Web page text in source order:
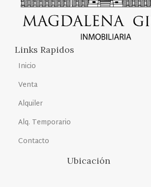
Links Rapidos
Inicio
Venta
Alquiler
Alq. Temporario
Contacto
Ubicación